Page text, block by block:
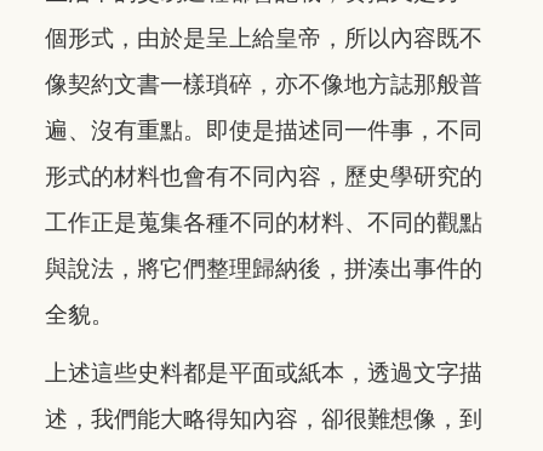
個形式，由於是呈上給皇帝，所以內容既不
像契約文書一樣瑣碎，亦不像地方誌那般普
遍、沒有重點。即使是描述同一件事，不同
形式的材料也會有不同內容，歷史學研究的
工作正是蒐集各種不同的材料、不同的觀點
與說法，將它們整理歸納後，拼湊出事件的
全貌。
上述這些史料都是平面或紙本，透過文字描
述，我們能大略得知內容，卻很難想像，到